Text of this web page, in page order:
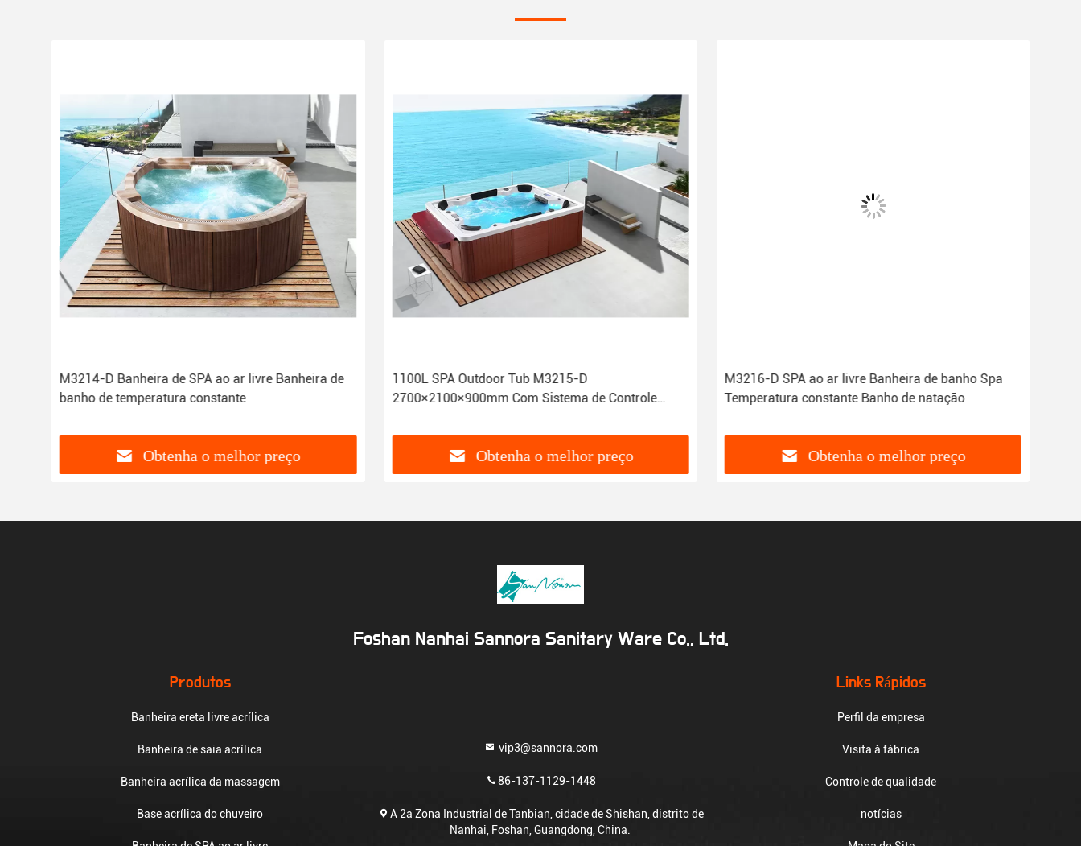
M3214-D Banheira de SPA ao ar livre Banheira de
banho de temperatura constante
Obtenha o melhor preço
1100L SPA Outdoor Tub M3215-D
2700×2100×900mm Com Sistema de Controle
Obtenha o melhor preço
M3216-D SPA ao ar livre Banheira de banho Spa
Temperatura constante Banho de natação
Obtenha o melhor preço
Foshan Nanhai Sannora Sanitary Ware Co., Ltd.
Produtos
Banheira ereta livre acrílica
Banheira de saia acrílica
Banheira acrílica da massagem
Base acrílica do chuveiro
vip3@sannora.com
86-137-1129-1448
A 2a Zona Industrial de Tanbian, cidade de Shishan, distrito de
Nanhai, Foshan, Guangdong, China.
Links Rápidos
Perfil da empresa
Visita à fábrica
Controle de qualidade
notícias